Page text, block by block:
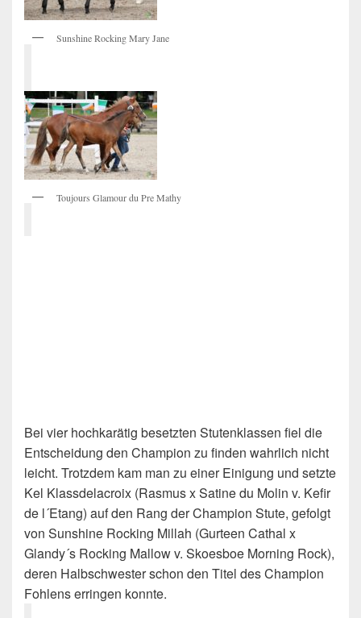
Sunshine Rocking Mary Jane
Toujours Glamour du Pre Mathy
Bei vier hochkarätig besetzten Stutenklassen fiel die
Entscheidung den Champion zu finden wahrlich nicht
leicht. Trotzdem kam man zu einer Einigung und setzte
Kel Klassdelacroix (Rasmus x Satine du Molin v. Kefir
de l´Etang) auf den Rang der Champion Stute, gefolgt
von Sunshine Rocking Millah (Gurteen Cathal x
Glandy´s Rocking Mallow v. Skoesboe Morning Rock),
deren Halbschwester schon den Titel des Champion
Fohlens erringen konnte.